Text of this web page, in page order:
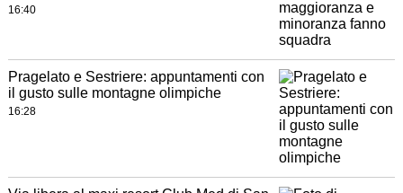
16:40
Pragelato e Sestriere: appuntamenti con
il gusto sulle montagne olimpiche
16:28